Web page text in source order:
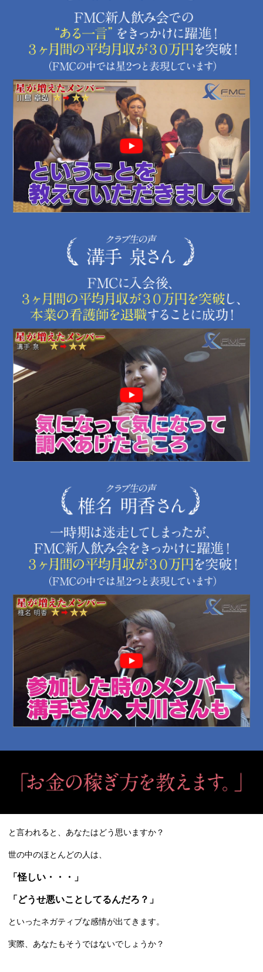
と言われると、あなたはどう思いますか？
世の中のほとんどの人は、
「怪しい・・・」
「どうせ悪いことしてるんだろ？」
といったネガティブな感情が出てきます。
実際、あなたもそうではないでしょうか？